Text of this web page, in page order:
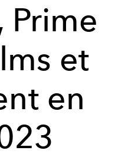
Prime
et
en